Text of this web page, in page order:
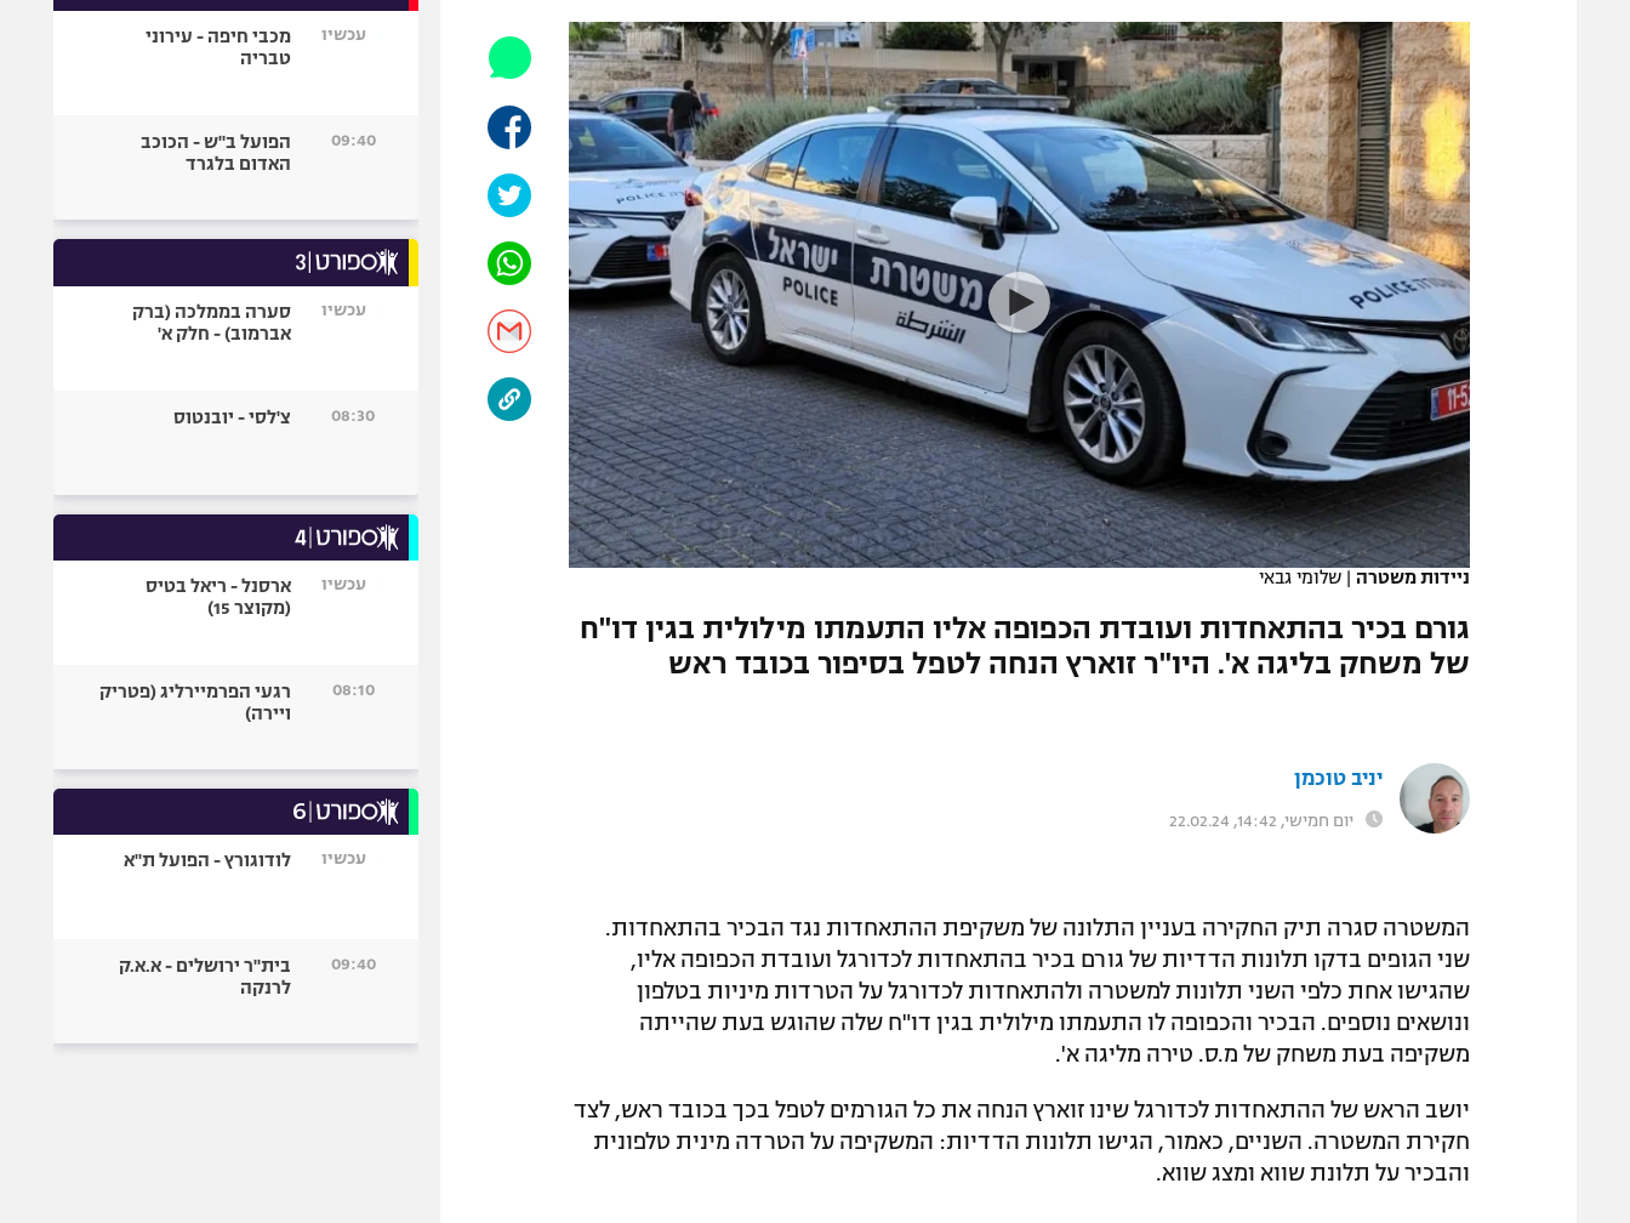
תקנון משתתפים וזוכים בפרסים
תקנון עבור פעילות אלקטרה
תקנון עבור פעילות ספורט 1 – "מרלן"
טניס
גיימינג E-Sports
תנאי שימוש
מדיניות פרטיות
תקנון פעילות ספורט 1
רשיון להקרנה פומבית לבית עסק
הצטרפות לחבילת הערוצים
לוח דרושים – ג'ובנט
תגיות
המגזין
הפועל תל אביב
הפועל חיפה
הפועל באר שבע
מכבי נתניה
בני יהודה
ליגה סינית
ליגה ברזילאית
ליגות נוספות
ספורט מוטורי
פוטבול אמריקאי NFL
בייסבול MLB
אומנויות לחימה
גיימינג E-Sports
ניידות משטרה | שלומי גבאי
גורם בכיר בהתאחדות ועובדת הכפופה אליו התעמתו מילולית בגין דו"ח
של משחק בליגה א'. היו"ר זוארץ הנחה לטפל בסיפור בכובד ראש
יניב טוכמן
יום חמישי, 14:42, 22.02.24
המשטרה סגרה תיק החקירה בעניין התלונה של משקיפת ההתאחדות נגד הבכיר בהתאחדות.
שני הגופים בדקו תלונות הדדיות של גורם בכיר בהתאחדות לכדורגל ועובדת הכפופה אליו,
שהגישו אחת כלפי השני תלונות למשטרה ולהתאחדות לכדורגל על הטרדות מיניות בטלפון
ונושאים נוספים. הבכיר והכפופה לו התעמתו מילולית בגין דו"ח שלה שהוגש בעת שהייתה
משקיפה בעת משחק של מ.ס. טירה מליגה א'.
יושב הראש של ההתאחדות לכדורגל שינו זוארץ הנחה את כל הגורמים לטפל בכך בכובד ראש, לצד
חקירת המשטרה. השניים, כאמור, הגישו תלונות הדדיות: המשקיפה על הטרדה מינית טלפונית
והבכיר על תלונת שווא ומצג שווא.
עכשיו
מכבי חיפה - עירוני
טבריה
09:40
הפועל ב"ש - הכוכב
האדום בלגרד
עכשיו
סערה בממלכה (ברק
אברמוב) - חלק א'
08:30 צ'לסי - יובנטוס
עכשיו
ארסנל - ריאל בטיס
(מקוצר 15)
08:10
רגעי הפרמיירליג (פטריק
ויירה)
עכשיו לודוגורץ - הפועל ת"א
09:40
בית"ר ירושלים - א.א.ק
לרנקה